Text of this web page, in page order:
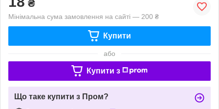
₴
Мінімальна сума замовлення на сайті — 200 ₴
Купити
або
Купити з
Що таке купити з Пром?